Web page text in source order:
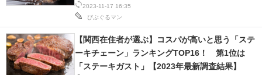
企業向けIT製品の総合サイト
IT製品の技術・比較・事例
製造業のIT導入・活用を支援
2023-11-17 16:35
びぶぐるマン
【関西在住者が選ぶ】コスパが高いと思う「ステ
ーキチェーン」ランキングTOP16！ 第1位は
「ステーキガスト」【2023年最新調査結果】